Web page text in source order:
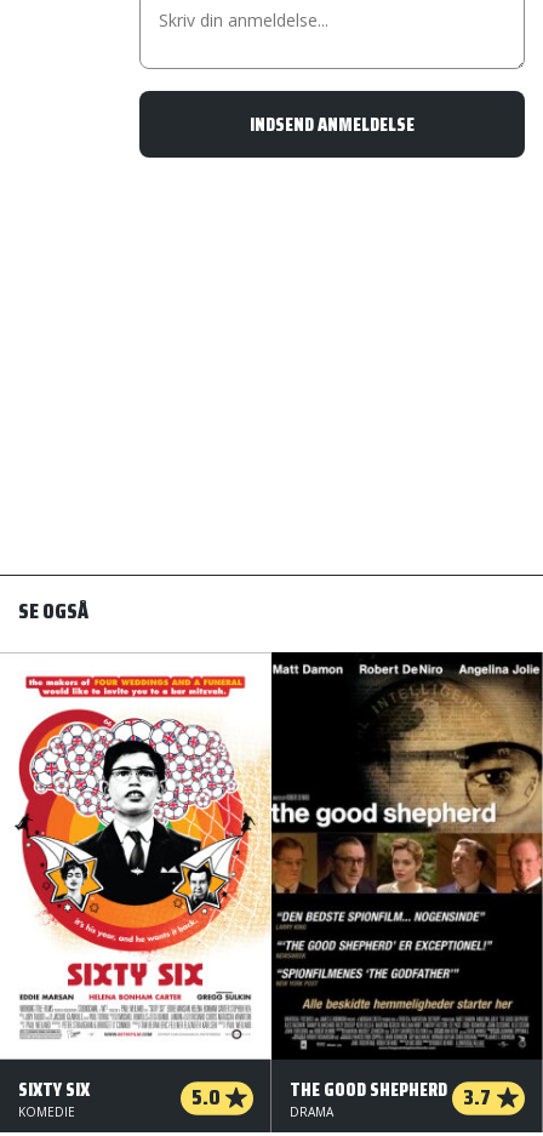
SE OGSÅ
SIXTY SIX 5.0
KOMEDIE
THE GOOD SHEPHERD 3.7
DRAMA